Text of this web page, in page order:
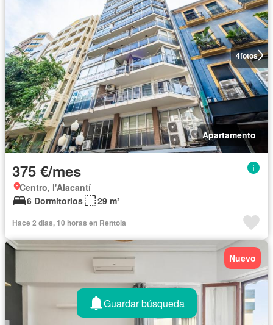
4fotos
Apartamento
375 €/mes
Centro, l'Alacantí
6 Dormitorios
29 m²
Hace 2 días, 10 horas en Rentola
Nuevo
Guardar búsqueda